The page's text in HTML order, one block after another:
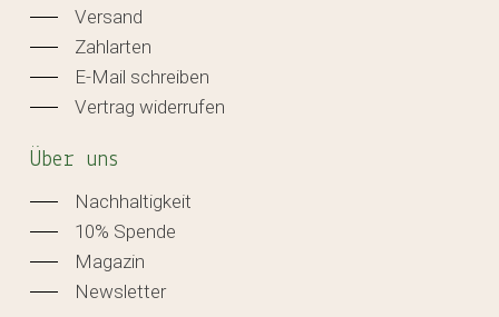
Versand
Zahlarten
E-Mail schreiben
Vertrag widerrufen
Über uns
Nachhaltigkeit
10% Spende
Magazin
Newsletter